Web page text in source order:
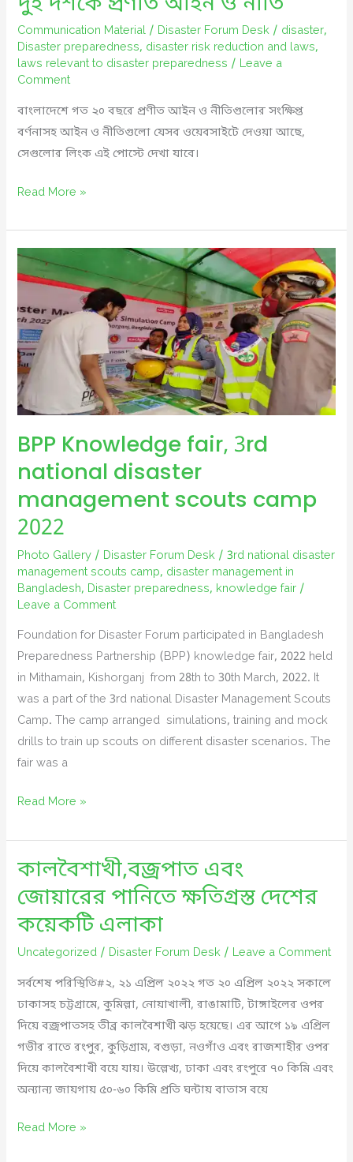
Communication Material / Disaster Forum Desk / disaster,
Disaster preparedness, disaster risk reduction and laws,
laws relevant to disaster preparedness / Leave a
Comment
বাংলাদেশে গত ২০ বছরে প্রণীত আইন ও নীতিগুলোর সংক্ষিপ্ত
বর্ণনাসহ আইন ও নীতিগুলো যেসব ওয়েবসাইটে দেওয়া আছে,
সেগুলোর লিংক এই পোস্টে দেখা যাবে।
দুই
প্রণীত
আইন
ও
Read More »
BPP Knowledge fair, 3rd
national disaster
management scouts camp
2022
Photo Gallery / Disaster Forum Desk /3rd national disaster
management scouts camp, disaster management in
Bangladesh, Disaster preparedness, knowledge fair /
Leave a Comment
Foundation for Disaster Forum participated in Bangladesh
Preparedness Partnership (BPP) knowledge fair, 2022 held
in Mithamain, Kishorganj from 28th to 30th March, 2022. It
was a part of the 3rd national Disaster Management Scouts
Camp. The camp arranged simulations, training and mock
drills to train up scouts on different disaster scenarios. The
fair was a
BPP
fair,
3rd
national
disaster
management
scouts
Read More »
কালবৈশাখী,বজ্রপাত এবং
জোয়ারের পানিতে ক্ষতিগ্রস্ত দেশের
কয়েকটি এলাকা
Uncategorized / Disaster Forum Desk / Leave a Comment
সর্বশেষ পরিস্থিতি#২, ২১ এপ্রিল ২০২২ গত ২০ এপ্রিল ২০২২ সকালে
ঢাকাসহ চট্টগ্রামে, কুমিল্লা, নোয়াখালী, রাঙামাটি, টাঙ্গাইলের ওপর
দিয়ে বজ্রপাতসহ তীব্র কালবৈশাখী ঝড় হয়েছে। এর আগে ১৯ এপ্রিল
গভীর রাতে রংপুর, কুড়িগ্রাম, বগুড়া, নওগাঁও এবং রাজশাহীর ওপর
দিয়ে কালবৈশাখী বয়ে যায়। উল্লেখ্য, ঢাকা এবং রংপুরে ৭০ কিমি এবং
অন্যান্য জায়গায় ৫০-৬০ কিমি প্রতি ঘন্টায় বাতাস বয়ে
কালবৈশাখী,বজ্রপাত
Read More »